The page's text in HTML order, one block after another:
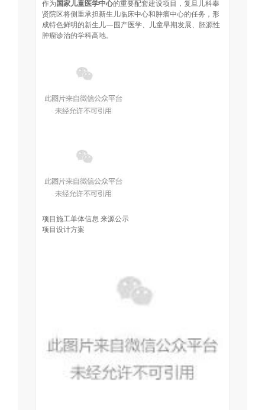
作为国家儿童医学中心的重要配套建设项目，复旦儿科奉
贤院区将侧重承担新生儿临床中心和肿瘤中心的任务，形
成特色鲜明的新生儿—围产医学、儿童早期发展、胚源性
肿瘤诊治的学科高地。
项目施工单体信息 来源公示
项目设计方案